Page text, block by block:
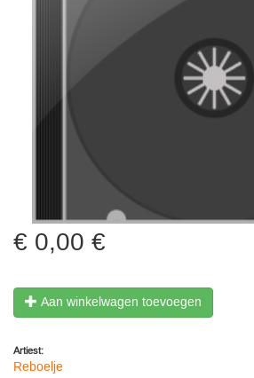
0,00 €
Aan winkelwagen toevoegen
Artiest:
Reboelje